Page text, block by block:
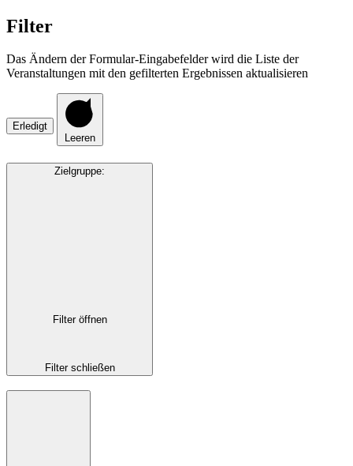
Filter
Das Ändern der Formular-Eingabefelder wird die Liste der
Veranstaltungen mit den gefilterten Ergebnissen aktualisieren
Erledigt
Leeren
Zielgruppe:
Filter öffnen
Filter schließen